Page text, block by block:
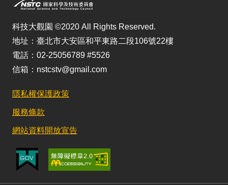
科技大觀園 ©2020 All Rights Reserved.
地址：臺北市大安區和平東路二段106號22樓
電話：02-25056789 #5526
信箱：nstcstv@gmail.com
隱私權保護政策
服務條款
網站資料開放宣告